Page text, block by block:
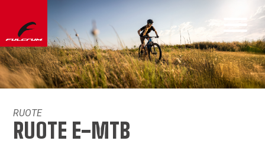
RUOTE
RUOTE E-MTB